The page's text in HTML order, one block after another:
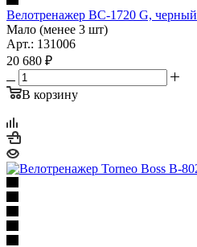
Велотренажер ВС-1720 G, черный
Мало (менее 3 шт)
Арт.: 131006
20 680 ₽
В корзину